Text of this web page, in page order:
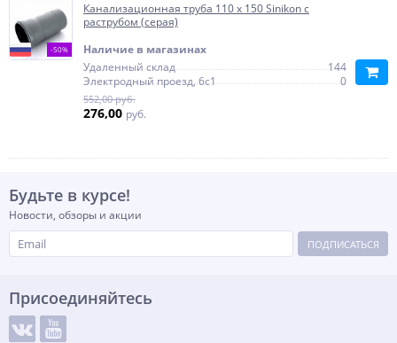
-50%
Канализационная труба 110 х 150 Sinikon с
раструбом (серая)
Наличие в магазинах
Удаленный склад
144
Электродный проезд, 6с1
0
552,00 руб.
276,00 руб.
Будьте в курсе!
Новости, обзоры и акции
ПОДПИСАТЬСЯ
Присоединяйтесь